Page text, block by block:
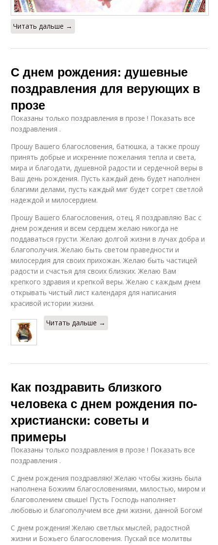
Читать дальше →
С днем рождения: душевные
поздравления для верующих в
прозе
Показаны только поздравления в прозе ! Показать все
поздравления .
Прошу Вашего благословения, батюшка, а также прошу
принять добрые и искренние пожелания тепла и света,
мира и благодати, душевной радости и сердечной веры в
Ваш день рождения. Пусть каждый день будет наполнен
благими делами, пусть каждый миг будет согрет светлой
надеждой и милосердием.
Прошу Вашего благословения, отец. Я поздравляю Вас с
днем рождения и всем сердцем желаю никогда не
поддаваться грусти. Желаю долгой жизни в лучах добра и
благополучия. Желаю быть светом праведности и
милосердия для своих прихожан. Желаю быть частицей
радости и счастья для своих близких. Желаю Вам
крепкого здравия и крепкой веры. Желаю с каждым днем
открывать чистый лист календаря для написания
красивой истории жизни.
Читать дальше →
Как поздравить близкого
человека с днем рождения по-
христиански: советы и
примеры
Показаны только поздравления в прозе ! Показать все
поздравления .
С днем рождения поздравляю! Желаю чтобы жизнь была
наполнена Божиим благословениями, милостью, миром и
благоволением свыше! Пусть Господь наполняет
любовью и благополучием все дни жизни, данной Богом!
С днем рождения! Желаю светлых мыслей, радостной
жизни и Божьего благословения. Пускай все молитвы